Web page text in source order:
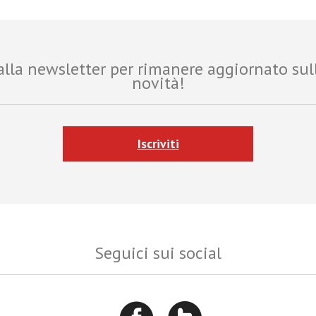
newsletter per rimanere aggiornato
novità!
Iscriviti
Seguici sui social